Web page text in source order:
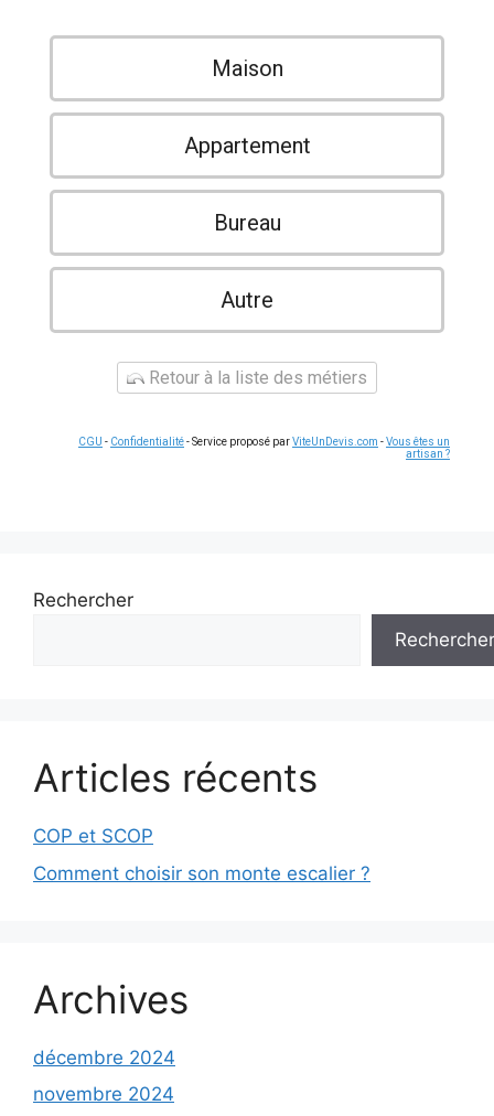
Maison
Appartement
Bureau
Autre
Retour à la liste des métiers
CGU - Confidentialité- Service proposé parViteUnDevis.com -Vous êtes un
artisan ?
Rechercher
Rechercher
Articles récents
COP et SCOP
Comment choisir son monte escalier ?
Archives
décembre 2024
novembre 2024